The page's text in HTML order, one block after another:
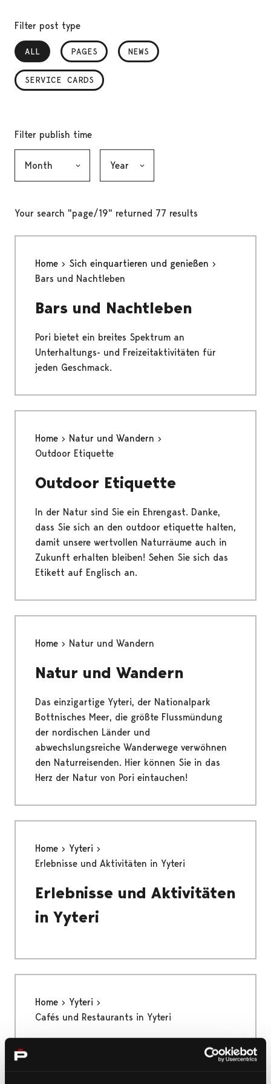
Filter post type
ALL
, SELECTEDPAGES NEWS
SERVICE CARDS
Filter publish time
Your search "page/19" returned 77 results
Home
Sich einquartieren und genießen
Bars und Nachtleben
Bars und Nachtleben
Pori bietet ein breites Spektrum an
Unterhaltungs- und Freizeitaktivitäten für
jeden Geschmack.
Home
Natur und Wandern
Outdoor Etiquette
Outdoor Etiquette
In der Natur sind Sie ein Ehrengast. Danke,
dass Sie sich an den outdoor etiquette halten,
damit unsere wertvollen Naturräume auch in
Zukunft erhalten bleiben! Sehen Sie sich das
Etikett auf Englisch an.
Home Natur und Wandern
Natur und Wandern
Das einzigartige Yyteri, der Nationalpark
Bottnisches Meer, die größte Flussmündung
der nordischen Länder und
abwechslungsreiche Wanderwege verwöhnen
den Naturreisenden. Hier können Sie in das
Herz der Natur von Pori eintauchen!
Home
Yyteri
Erlebnisse und Aktivitäten in Yyteri
Erlebnisse und Aktivitäten
in Yyteri
Home
Yyteri
Cafés und Restaurants in Yyteri
Cafés und Restaurants in